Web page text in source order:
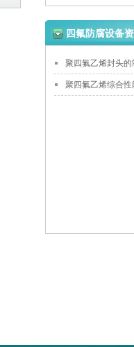
四氟防腐设备
聚四氟乙烯封头的
聚四氟乙烯综合性